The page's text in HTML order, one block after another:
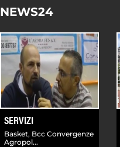
NEWS24
SERVIZI
Basket, Bcc Convergenze
Agropol...